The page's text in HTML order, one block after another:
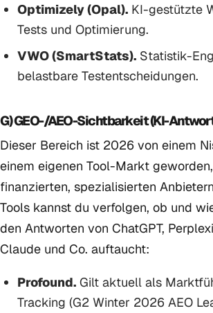
Optimizely (Opal).KI-gestützte
Tests und Optimierung.
VWO (SmartStats).Statistik-
belastbare Testentscheidungen.
G) GEO-/AEO-Sichtbarkeit (KI-
Dieser Bereich ist 2026 von einem
einem eigenen Tool-Markt
finanzierten, spezialisierten
Tools kannst du verfolgen, ob und
den Antworten von ChatGPT,
Claude und Co. auftaucht:
Profound.Gilt aktuell als
Tracking (G2 Winter 2026 AEO